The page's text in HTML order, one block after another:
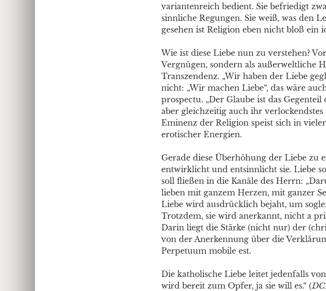
variantenreich bedient. Sie befriedigt
sinnliche Regungen. Sie weiß, was den
gesehen ist Religion eben nicht bloß ein
Wie ist diese Liebe nun zu verstehen?
Vergnügen, sondern als außerweltliche
Transzendenz. „Wir haben der Liebe
nicht: „Wir machen Liebe“, das wäre
prospectu. „Der Glaube ist das
aber gleichzeitig auch ihr
Eminenz der Religion speist sich in
erotischer Energien.
Gerade diese Überhöhung der Liebe zu
entwirklicht und entsinnlicht sie. Liebe
soll fließen in die Kanäle des Herrn:
lieben mit ganzem Herzen, mit ganzer
Liebe wird ausdrücklich bejaht, um
Trotzdem, sie wird anerkannt, nicht a
Darin liegt die Stärke (nicht nur) der
von der Anerkennung über die
Perpetuum mobile est.
Die katholische Liebe leitet jedenfalls
wird bereit zum Opfer, ja sie will es.“ (